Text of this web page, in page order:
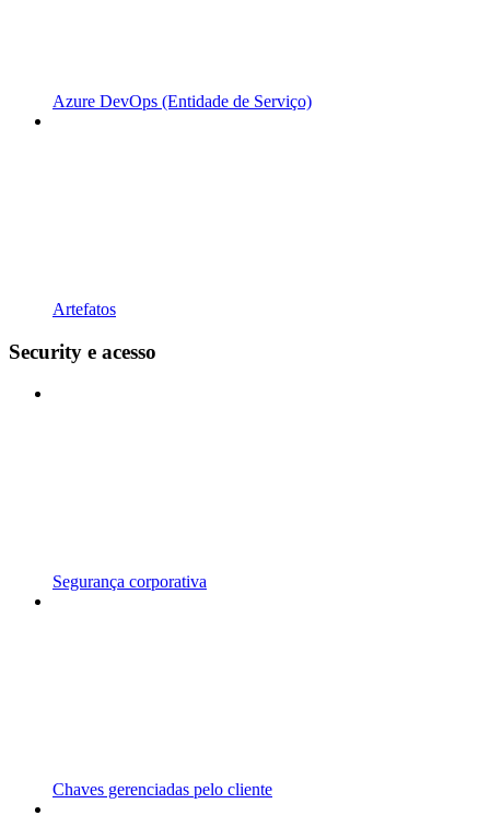
Azure DevOps (Entidade de Serviço)
Artefatos
Security e acesso
Segurança corporativa
Chaves gerenciadas pelo cliente